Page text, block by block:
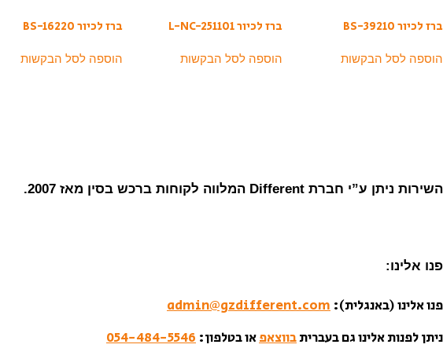
ברז לכיור BS-39210
הוספה לסל הבקשות
ברז לכיור L-NC-251101
הוספה לסל הבקשות
ברז לכיור BS-16220
הוספה לסל הבקשות
השירות ניתן ע”י חברת Different המלווה לקוחות ברכש בסין מאז 2007.
פנו אלינו:
פנו אלינו (באנגלית): admin@gzdifferent.com
ניתן לפנות אלינו גם בעבריתבווצאפאו בטלפון: 054-484-5546